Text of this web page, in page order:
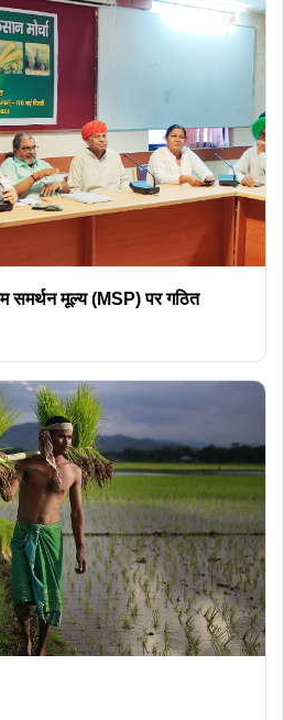
समर्थन मूल्य (MSP) पर गठित